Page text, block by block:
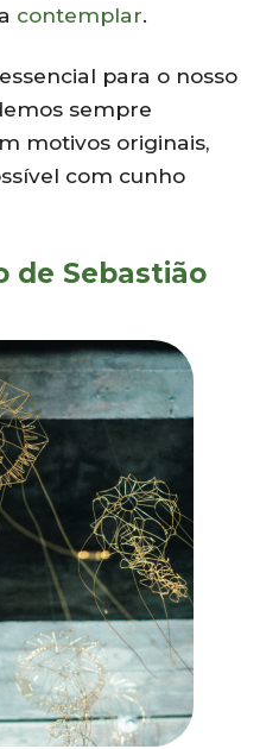
contemplar.
para o nosso
sempre
motivos originais,
com cunho
de Sebastião